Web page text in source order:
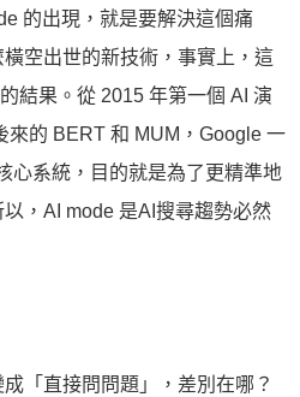
的出現，就是要解決這個痛
空出世的新技術，事實上，這
結果。從 2015 年第一個 AI 演
來的 BERT 和 MUM，Google 一
心系統，目的就是為了更精準地
，AI mode 是AI搜尋趨勢必然
「直接問問題」，差別在哪？